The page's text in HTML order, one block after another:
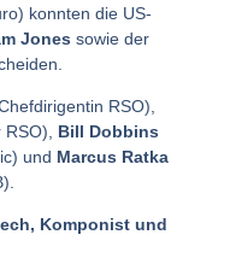
konnten die US-
Jones sowie der
RSO),
Bill Dobbins
und Marcus Ratka
Komponist und